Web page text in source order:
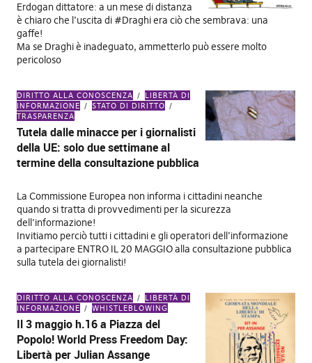
Erdogan dittatore: a un mese di distanza
è chiaro che l’uscita di #Draghi era ciò che sembrava: una
gaffe!
Ma se Draghi è inadeguato, ammetterlo può essere molto
pericoloso
DIRITTO ALLA CONOSCENZA
LIBERTÀ DI
INFORMAZIONE
STATO DI DIRITTO
TRASPARENZA
Tutela dalle minacce per i giornalisti
della UE: solo due settimane al
termine della consultazione pubblica
La Commissione Europea non informa i cittadini neanche
quando si tratta di provvedimenti per la sicurezza
dell’informazione!
Invitiamo perciò tutti i cittadini e gli operatori dell’informazione
a partecipare ENTRO IL 20 MAGGIO alla consultazione pubblica
sulla tutela dei giornalisti!
DIRITTO ALLA CONOSCENZA
LIBERTÀ DI
INFORMAZIONE
WHISTLEBLOWING
Il 3 maggio h.16 a Piazza del
Popolo! World Press Freedom Day:
Libertà per Julian Assange